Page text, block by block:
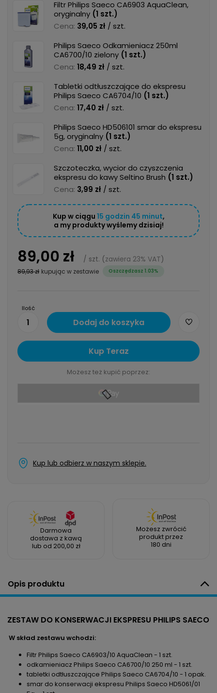
Filtr Philips Saeco CA6903 AquaClean,
oryginalny (1 szt.)
Cena: 39,05 zł / szt.
Philips Saeco Odkamieniacz 250ml
CA6700/10 zielony (1 szt.)
Cena: 18,49 zł / szt.
Tabletki odtłuszczające do ekspresu
Philips Saeco CA6704/10 (1 szt.)
Cena: 17,40 zł / szt.
Philips Saeco HD506101 smar do ekspresu
5g, oryginalny (1 szt.)
Cena: 11,00 zł / szt.
Szczoteczka, wycior do czyszczenia
ekspresu do kawy Seltino Brush (1 szt.)
Cena: 3,99 zł / szt.
Kup w ciągu 15 godzin 45 minut,
a my produkty wyślemy dzisiaj!
89,00 zł / szt. (zawiera 23% VAT)
89,93 zł kupując w zestawie Oszczędzasz 1.03%
Ilość
1 Dodaj do koszyka
Kup Teraz
Możesz też kupić poprzez:
Kup lub odbierz w naszym sklepie.
Darmowa
dostawa z kawą
lub od 200,00 zł
Możesz zwrócić
produkt przez
180 dni
Opis produktu
ZESTAW DO KONSERWACJI EKSPRESU PHILIPS SAECO
W skład zestawu wchodzi:
Filtr Philips Saeco CA6903/10 AquaClean - 1 szt.
odkamieniacz Philips Saeco CA6700/10 250 ml - 1 szt.
tabletki odtłuszczające Philips Saeco CA6704/10 - 1 opak.
smar do konserwacji ekspresu Philips Saeco HD5061/01